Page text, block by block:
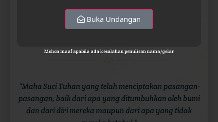
Buka Undangan
Mohon maaf apabila ada kesalahan penulisan nama/gelar
Tamu Undangan
“Maha Suci Tuhan yang telah menciptakan pasangan-
pasangan, baik dari apa yang ditumbuhkan oleh bumi
dan dari diri mereka maupun dari apa yang tidak